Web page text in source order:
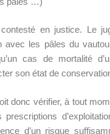
en justice. Le
avec les pâles du
cas de mortalité
son état de
donc vérifier, à tout
d’un risque